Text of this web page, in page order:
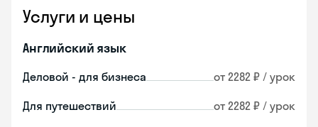
Услуги и цены
Английский язык
Деловой - для бизнеса от 2282 ₽ / урок
Для путешествий от 2282 ₽ / урок